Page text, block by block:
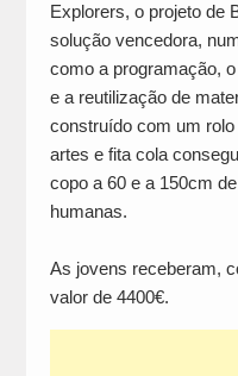
Explorers, o projeto de
solução vencedora,
como a programação,
e a reutilização de
construído com um
artes e fita cola
copo a 60 e a 150cm
humanas.
As jovens receberam,
valor de 4400€.